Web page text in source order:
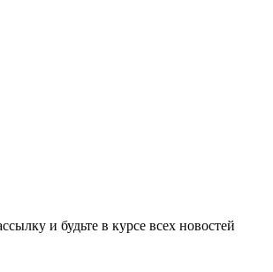
и будьте в курсе всех новостей